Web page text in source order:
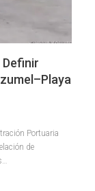
Portuaria
de
…